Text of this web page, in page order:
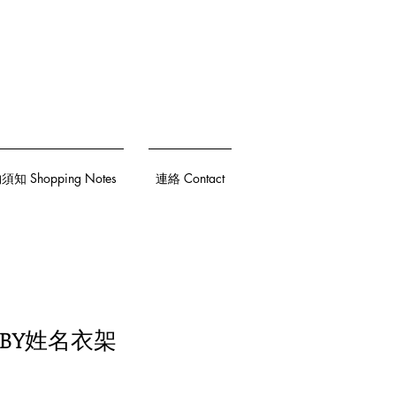
知 Shopping Notes 連絡 Contact
姓名衣架